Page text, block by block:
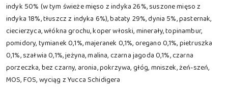
indyk 50% (w tym świeże mięso z indyka 26%, suszone mięso z
indyka 18%, tłuszcz z indyka 6%), bataty 29%, dynia 5%, pasternak,
ciecierzyca, włókna grochu, koper włoski, minerały, topinambur,
pomidory, tymianek 0,1%, majeranek 0,1%, oregano 0,1%, pietruszka
0,1%, szałwia 0,1%, jeżyna, malina, czarna jagoda 0,1%, czarna
porzeczka, bez czarny, aronia, pokrzywa, głóg, mniszek, żeń-szeń,
MOS, FOS, wyciąg z Yucca Schidigera